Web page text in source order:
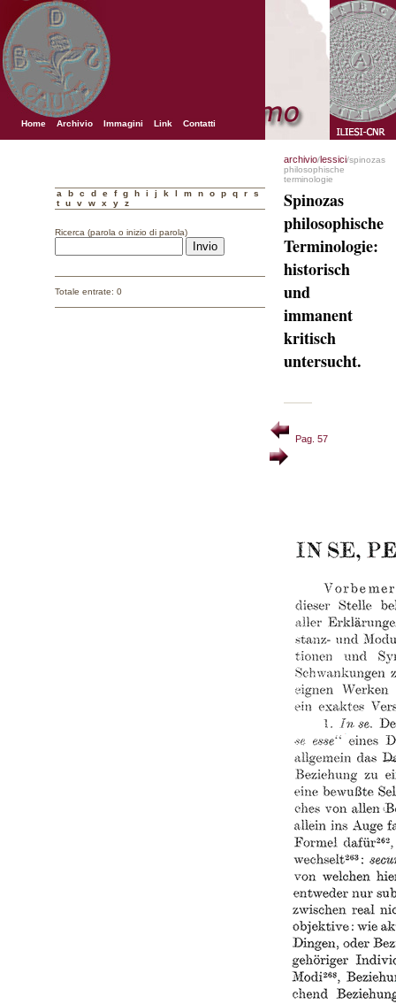
Home Archivio Immagini Link Contatti
a b c d e f g h i j k l m n o p q r
s
t
u v w x y z
Ricerca (parola o inizio di parola)
Totale entrate: 0
archivio/lessici/spinozas
philosophische
terminologie
Spinozas
philosophische
Terminologie:
historisch
und
immanent
kritisch
untersucht.
Pag. 57